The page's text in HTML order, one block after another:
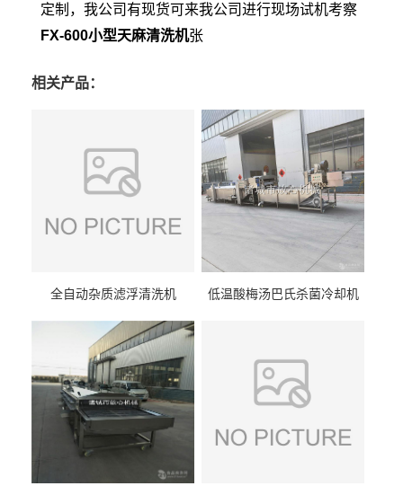
定制，我公司有现货可来我公司进行现场试机考察
FX-600小型天麻清洗机张
相关产品：
全自动杂质滤浮清洗机 低温酸梅汤巴氏杀菌冷却机